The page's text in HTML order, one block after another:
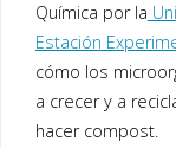
Química por la
Estación
cómo los
a crecer y a
hacer compost.